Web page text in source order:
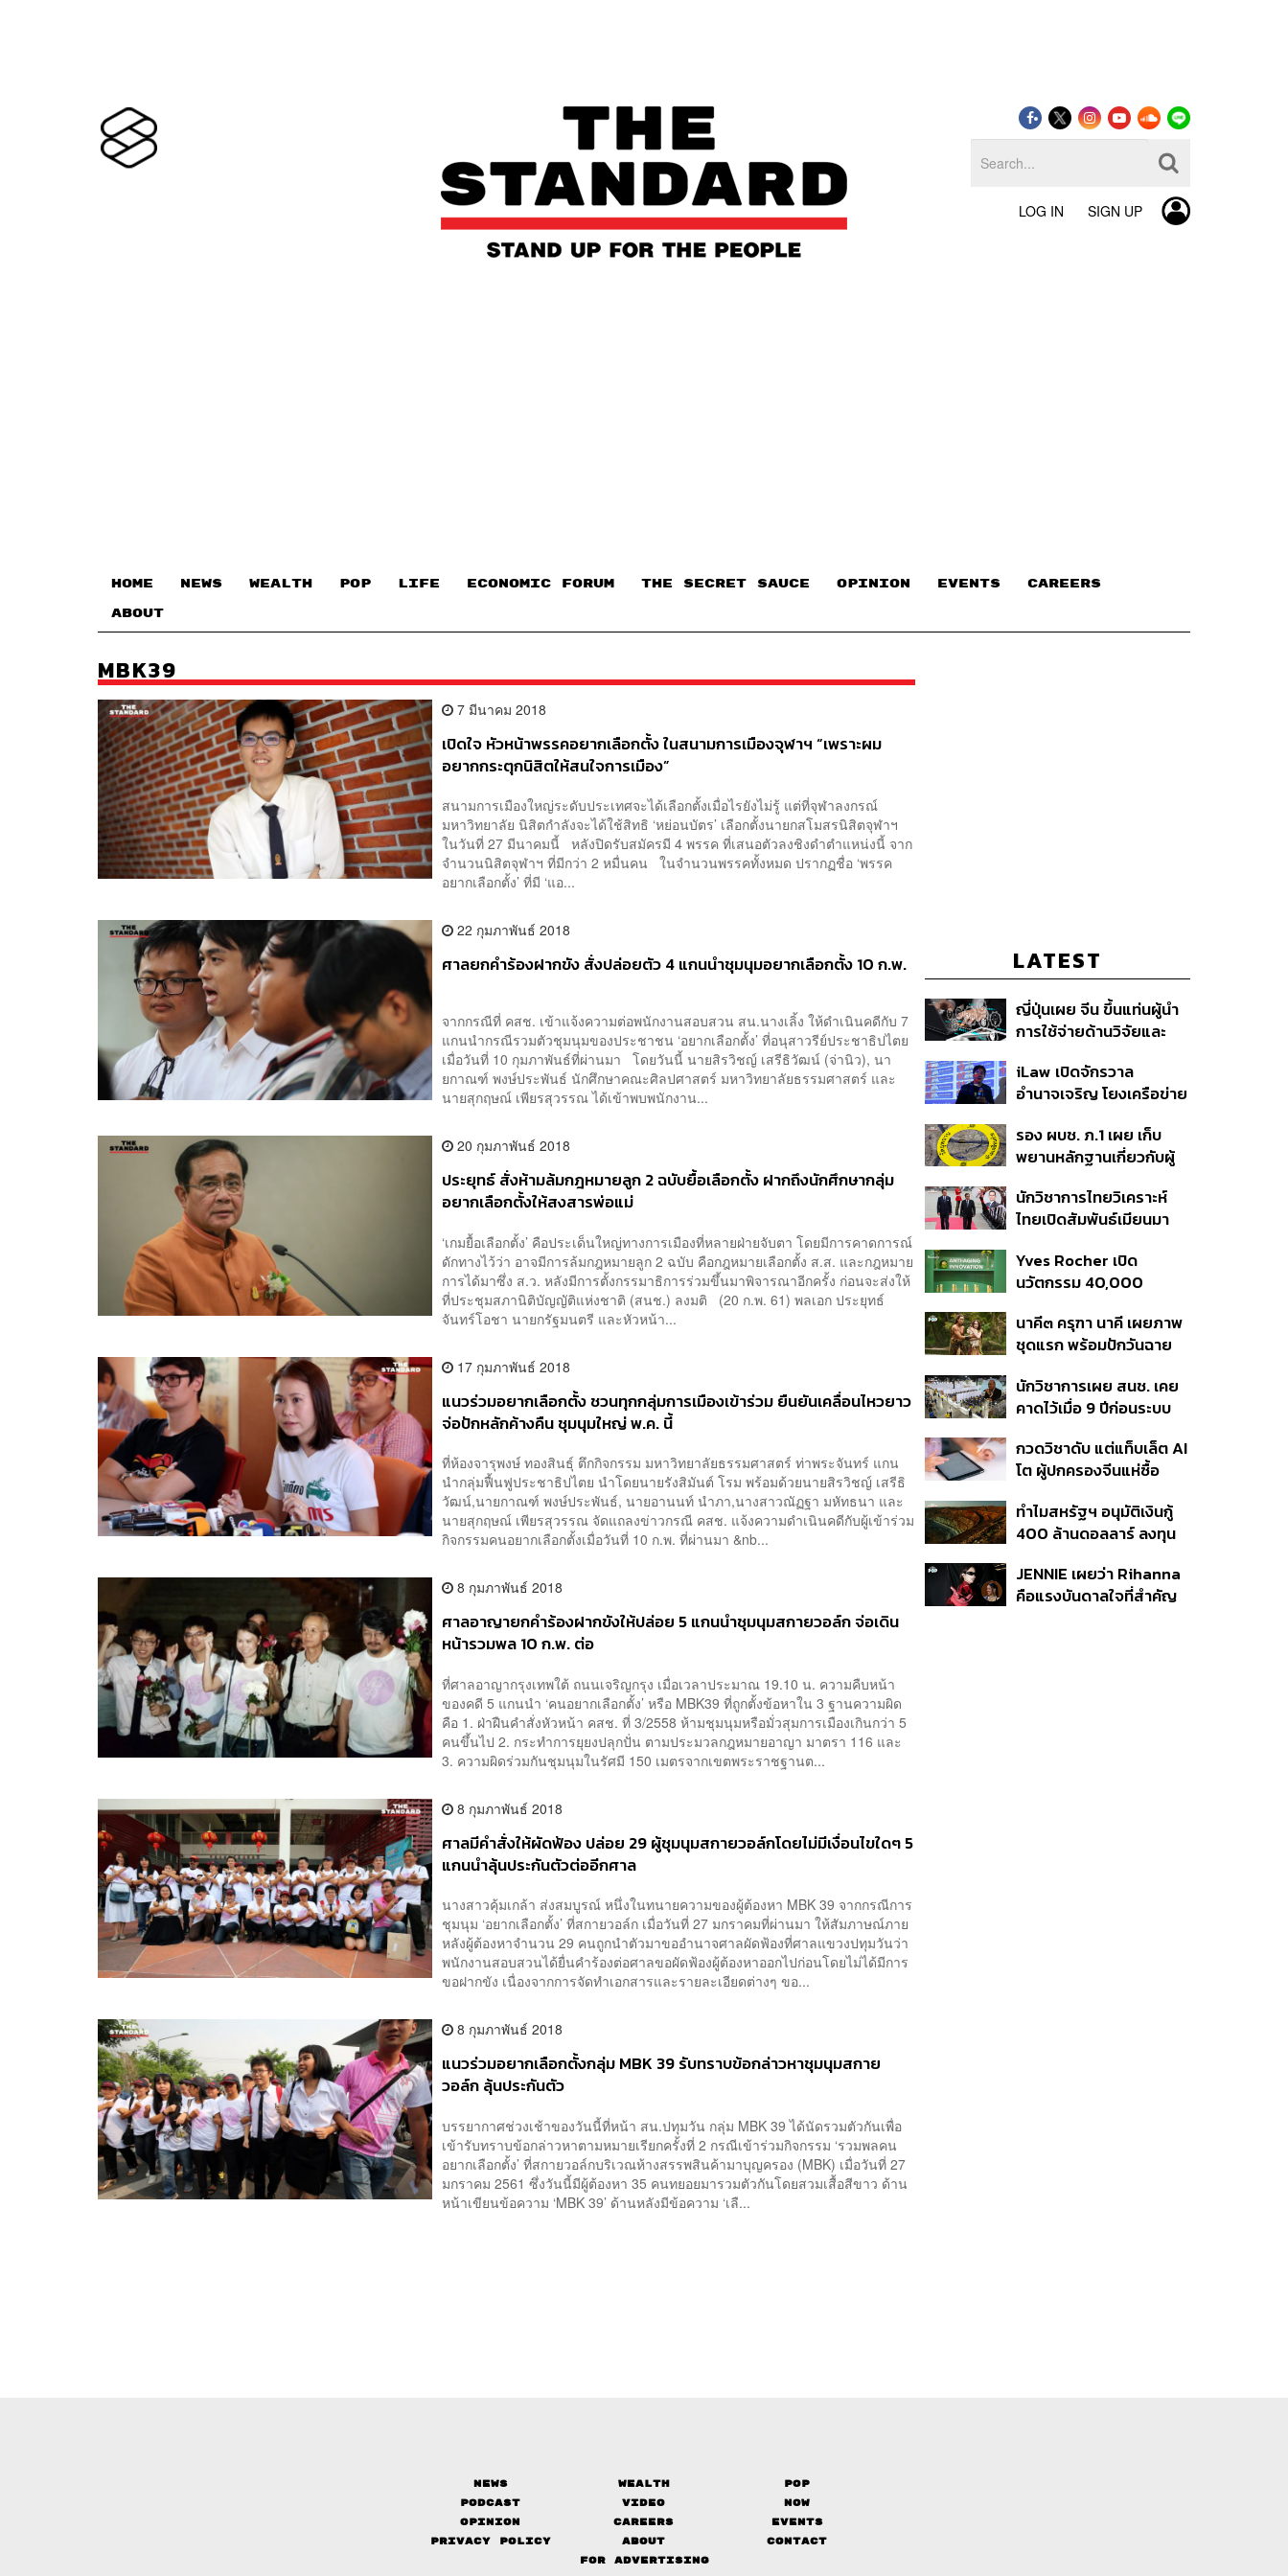
LOG IN SIGN UP
HOME NEWS WEALTH POP LIFE ECONOMIC FORUM THE SECRET SAUCE​ OPINION EVENTS CAREERS
ABOUT
MBK39
7 มีนาคม 2018
เปิดใจ หัวหน้าพรรคอยากเลือกตั้ง ในสนามการเมืองจุฬาฯ “เพราะผม
อยากกระตุกนิสิตให้สนใจการเมือง”
สนามการเมืองใหญ่ระดับประเทศจะได้เลือกตั้งเมื่อไรยังไม่รู้ แต่ที่จุฬาลงกรณ์
มหาวิทยาลัย นิสิตกำลังจะได้ใช้สิทธิ ‘หย่อนบัตร’ เลือกตั้งนายกสโมสรนิสิตจุฬาฯ
ในวันที่ 27 มีนาคมนี้ หลังปิดรับสมัครมี 4 พรรค ที่เสนอตัวลงชิงดำตำแหน่งนี้ จาก
จำนวนนิสิตจุฬาฯ ที่มีกว่า 2 หมื่นคน ในจำนวนพรรคทั้งหมด ปรากฏชื่อ ‘พรรค
อยากเลือกตั้ง’ ที่มี ‘แอ...
22 กุมภาพันธ์ 2018
ศาลยกคำร้องฝากขัง สั่งปล่อยตัว 4 แกนนำชุมนุมอยากเลือกตั้ง 10 ก.พ.
จากกรณีที่ คสช. เข้าแจ้งความต่อพนักงานสอบสวน สน.นางเลิ้ง ให้ดำเนินคดีกับ 7
แกนนำกรณีรวมตัวชุมนุมของประชาชน ‘อยากเลือกตั้ง’ ที่อนุสาวรีย์ประชาธิปไตย
เมื่อวันที่ 10 กุมภาพันธ์ที่ผ่านมา โดยวันนี้ นายสิรวิชญ์ เสรีธิวัฒน์ (จ่านิว), นา
ยกาณฑ์ พงษ์ประพันธ์ นักศึกษาคณะศิลปศาสตร์ มหาวิทยาลัยธรรมศาสตร์ และ
นายสุกฤษณ์ เพียรสุวรรณ ได้เข้าพบพนักงาน...
20 กุมภาพันธ์ 2018
ประยุทธ์ สั่งห้ามล้มกฎหมายลูก 2 ฉบับยื้อเลือกตั้ง ฝากถึงนักศึกษากลุ่ม
อยากเลือกตั้งให้สงสารพ่อแม่
‘เกมยื้อเลือกตั้ง’ คือประเด็นใหญ่ทางการเมืองที่หลายฝ่ายจับตา โดยมีการคาดการณ์
ดักทางไว้ว่า อาจมีการล้มกฎหมายลูก 2 ฉบับ คือกฎหมายเลือกตั้ง ส.ส. และกฎหมาย
การได้มาซึ่ง ส.ว. หลังมีการตั้งกรรมาธิการร่วมขึ้นมาพิจารณาอีกครั้ง ก่อนจะส่งให้
ที่ประชุมสภานิติบัญญัติแห่งชาติ (สนช.) ลงมติ (20 ก.พ. 61) พลเอก ประยุทธ์
จันทร์โอชา นายกรัฐมนตรี และหัวหน้า...
17 กุมภาพันธ์ 2018
แนวร่วมอยากเลือกตั้ง ชวนทุกกลุ่มการเมืองเข้าร่วม ยืนยันเคลื่อนไหวยาว
จ่อปักหลักค้างคืน ชุมนุมใหญ่ พ.ค. นี้
ที่ห้องจารุพงษ์ ทองสินธุ์ ตึกกิจกรรม มหาวิทยาลัยธรรมศาสตร์ ท่าพระจันทร์ แกน
นำกลุ่มฟื้นฟูประชาธิปไตย นำโดยนายรังสิมันต์ โรม พร้อมด้วยนายสิรวิชญ์ เสรีธิ
วัฒน์,นายกาณฑ์ พงษ์ประพันธ์, นายอานนท์ นำภา,นางสาวณัฏฐา มหัทธนา และ
นายสุกฤษณ์ เพียรสุวรรณ จัดแถลงข่าวกรณี คสช. แจ้งความดำเนินคดีกับผู้เข้าร่วม
กิจกรรมคนอยากเลือกตั้งเมื่อวันที่ 10 ก.พ. ที่ผ่านมา &nb...
8 กุมภาพันธ์ 2018
ศาลอาญายกคำร้องฝากขังให้ปล่อย 5 แกนนำชุมนุมสกายวอล์ก จ่อเดิน
หน้ารวมพล 10 ก.พ. ต่อ
ที่ศาลอาญากรุงเทพใต้ ถนนเจริญกรุง เมื่อเวลาประมาณ 19.10 น. ความคืบหน้า
ของคดี 5 แกนนำ ‘คนอยากเลือกตั้ง’ หรือ MBK39 ที่ถูกตั้งข้อหาใน 3 ฐานความผิด
คือ 1. ฝ่าฝืนคำสั่งหัวหน้า คสช. ที่ 3/2558 ห้ามชุมนุมหรือมั่วสุมการเมืองเกินกว่า 5
คนขึ้นไป 2. กระทำการยุยงปลุกปั่น ตามประมวลกฎหมายอาญา มาตรา 116 และ
3. ความผิดร่วมกันชุมนุมในรัศมี 150 เมตรจากเขตพระราชฐานต...
8 กุมภาพันธ์ 2018
ศาลมีคำสั่งให้ผัดฟ้อง ปล่อย 29 ผู้ชุมนุมสกายวอล์กโดยไม่มีเงื่อนไขใดๆ 5
แกนนำลุ้นประกันตัวต่ออีกศาล
นางสาวคุ้มเกล้า ส่งสมบูรณ์ หนึ่งในทนายความของผู้ต้องหา MBK 39 จากกรณีการ
ชุมนุม ‘อยากเลือกตั้ง’ ที่สกายวอล์ก เมื่อวันที่ 27 มกราคมที่ผ่านมา ให้สัมภาษณ์ภาย
หลังผู้ต้องหาจำนวน 29 คนถูกนำตัวมาขออำนาจศาลผัดฟ้องที่ศาลแขวงปทุมวันว่า
พนักงานสอบสวนได้ยื่นคำร้องต่อศาลขอผัดฟ้องผู้ต้องหาออกไปก่อนโดยไม่ได้มีการ
ขอฝากขัง เนื่องจากการจัดทำเอกสารและรายละเอียดต่างๆ ขอ...
8 กุมภาพันธ์ 2018
แนวร่วมอยากเลือกตั้งกลุ่ม MBK 39 รับทราบข้อกล่าวหาชุมนุมสกาย
วอล์ก ลุ้นประกันตัว
บรรยากาศช่วงเช้าของวันนี้ที่หน้า สน.ปทุมวัน กลุ่ม MBK 39 ได้นัดรวมตัวกันเพื่อ
เข้ารับทราบข้อกล่าวหาตามหมายเรียกครั้งที่ 2 กรณีเข้าร่วมกิจกรรม ‘รวมพลคน
อยากเลือกตั้ง’ ที่สกายวอล์กบริเวณห้างสรรพสินค้ามาบุญครอง (MBK) เมื่อวันที่ 27
มกราคม 2561 ซึ่งวันนี้มีผู้ต้องหา 35 คนทยอยมารวมตัวกันโดยสวมเสื้อสีขาว ด้าน
หน้าเขียนข้อความ ‘MBK 39’ ด้านหลังมีข้อความ ‘เลื...
LATEST
ญี่ปุ่นเผย จีน ขึ้นแท่นผู้นำ
การใช้จ่ายด้านวิจัยและ
งานวิจัยถูกอ้างอิงสูงสุด
แซงสหรัฐฯ
iLaw เปิดจักรวาล
อำนาจเจริญ โยงเครือข่าย
สังเกตลงสมัครตรง
คุณสมบัติหรือไม่
รอง ผบช. ภ.1 เผย เก็บ
พยานหลักฐานเกี่ยวกับผู้
ตรวจสอบทั้งหมดแล้ว
นักวิชาการไทยวิเคราะห์
ไทยเปิดสัมพันธ์เมียนมา
ได้ถึงจุดไหน
Yves Rocher เปิด
นวัตกรรม 40,000
ใหม่
นาคี๓ ครุฑา นาคี เผยภาพ
ชุดแรก พร้อมปักวันฉาย
นักวิชาการเผย สนช. เคย
คาดไว้เมื่อ 9 ปีก่อนระบบ
นักการเมืองส่งกลุ่มจัดตั้ง
เข้าแทรกแซง 5 พันล้านยึด
กวดวิชาดับ แต่แท็บเล็ต AI
โต ผู้ปกครองจีนแห่ซื้อ
เทอม ดันยอดขายพุ่งทะลุ 7
ล้านเครื่อง
ทำไมสหรัฐฯ อนุมัติเงินกู้
400 ล้านดอลลาร์ ลงทุน
ออสเตรเลีย
JENNIE เผยว่า Rihanna
คือแรงบันดาลใจที่สำคัญ
News Wealth
Pop
Podcast
Video
Now
Opinion
Careers
Events
Privacy Policy
About
Contact
FOR ADVERTISING